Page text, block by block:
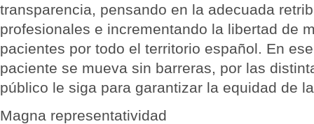
transparencia, pensando en la adecuada
profesionales e incrementando la libertad de
pacientes por todo el territorio español. En
paciente se mueva sin barreras, por las
público le siga para garantizar la equidad de
Magna representatividad